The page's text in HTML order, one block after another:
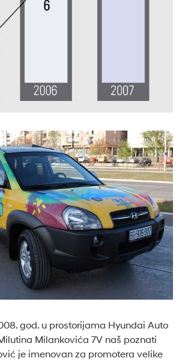
god. u prostorijama Hyundai Auto
Milankovića 7V naš poznati
je imenovan za promotera velike